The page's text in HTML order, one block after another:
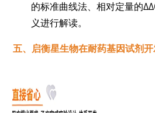
的标准曲线法、相对定量的
义进行解读。
五、启衡星生物在耐药基因试剂